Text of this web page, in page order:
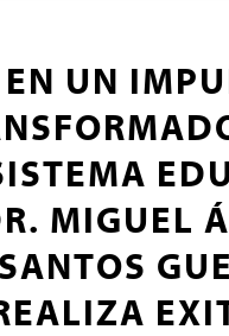
EN UN
MIGUEL
SANTOS